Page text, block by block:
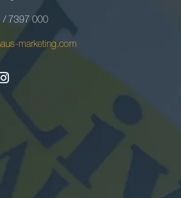
/ 7397 000
marketing.com